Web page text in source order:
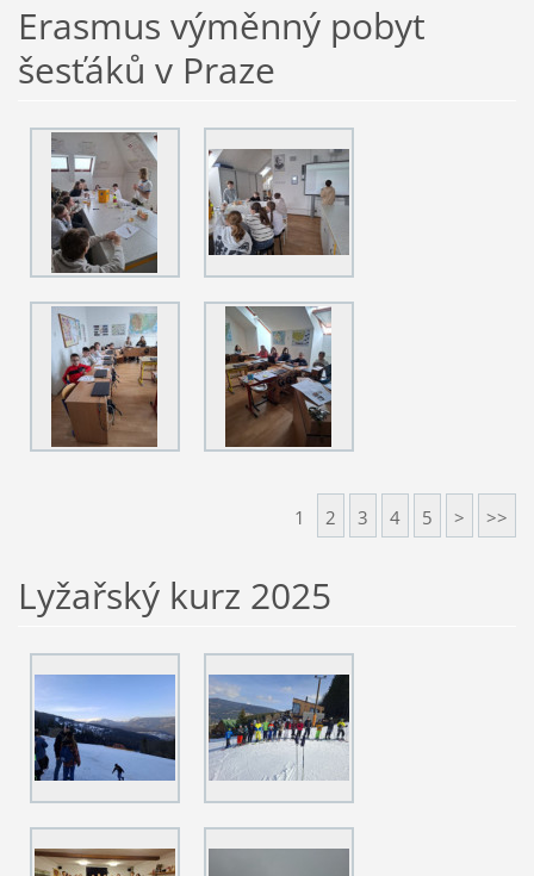
Erasmus výměnný pobyt
šesťáků v Praze
1 2 3 4 5 > >>
Lyžařský kurz 2025